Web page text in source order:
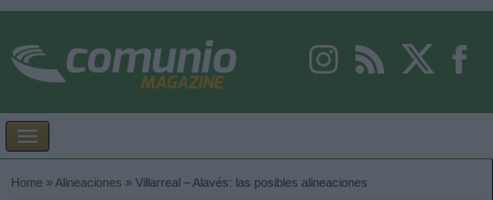
Home »Alineaciones » Villarreal – Alavés: las posibles alineaciones